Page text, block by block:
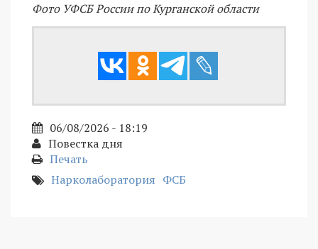
Фото УФСБ России по Курганской области
06/08/2026 - 18:19
Повестка дня
Печать
Нарколаборатория ФСБ